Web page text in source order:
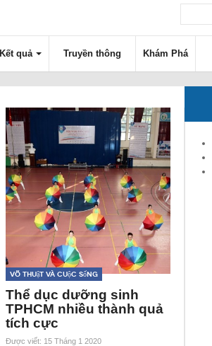
Kết quả Truyền thông Khám Phá
Võ thuật và Cuộc sống
Thể dục dưỡng sinh
TPHCM nhiều thành quả
tích cực
Được viết: 15 Tháng 1 2020